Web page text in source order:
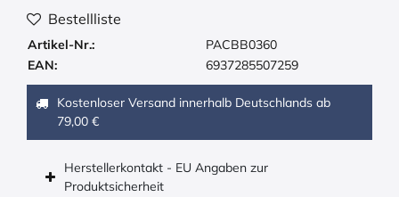
Bestellliste
Artikel-Nr.:
PACBB0360
EAN:
6937285507259
Kostenloser Versand innerhalb Deutschlands ab
79,00 €
Herstellerkontakt - EU Angaben zur
Produktsicherheit